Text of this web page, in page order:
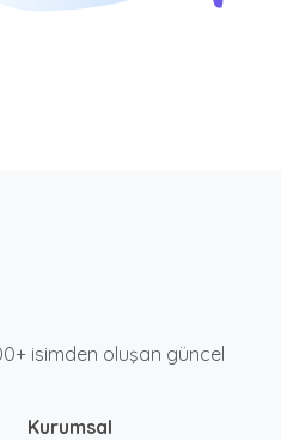
isimden oluşan güncel
Kurumsal